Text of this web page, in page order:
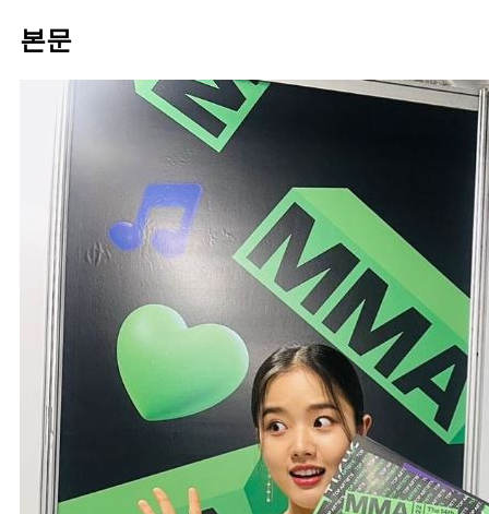
본문